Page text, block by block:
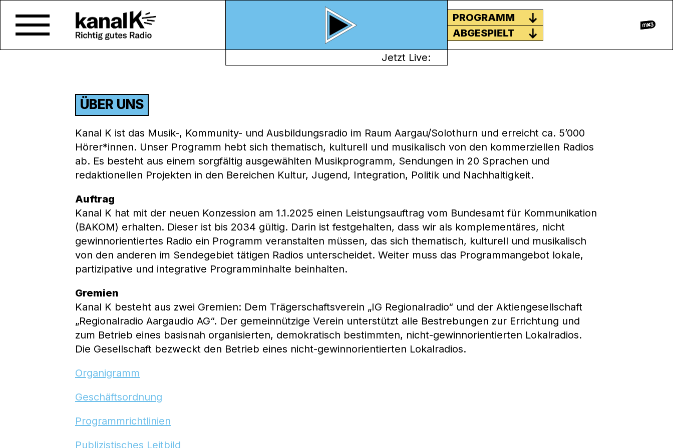
Jetzt Live:
PROGRAMM
ABGESPIELT
ÜBER UNS
Kanal K ist das Musik-, Kommunity- und Ausbildungsradio im Raum Aargau/Solothurn und erreicht ca. 5’000
Hörer*innen. Unser Programm hebt sich thematisch, kulturell und musikalisch von den kommerziellen Radios
ab. Es besteht aus einem sorgfältig ausgewählten Musikprogramm, Sendungen in 20 Sprachen und
redaktionellen Projekten in den Bereichen Kultur, Jugend, Integration, Politik und Nachhaltigkeit.
Auftrag
Kanal K hat mit der neuen Konzession am 1.1.2025 einen Leistungsauftrag vom Bundesamt für Kommunikation
(BAKOM) erhalten. Dieser ist bis 2034 gültig. Darin ist festgehalten, dass wir als komplementäres, nicht
gewinnorientiertes Radio ein Programm veranstalten müssen, das sich thematisch, kulturell und musikalisch
von den anderen im Sendegebiet tätigen Radios unterscheidet. Weiter muss das Programmangebot lokale,
partizipative und integrative Programminhalte beinhalten.
Gremien
Kanal K besteht aus zwei Gremien: Dem Trägerschaftsverein „IG Regionalradio“ und der Aktiengesellschaft
„Regionalradio Aargaudio AG“. Der gemeinnützige Verein unterstützt alle Bestrebungen zur Errichtung und
zum Betrieb eines basisnah organisierten, demokratisch bestimmten, nicht-gewinnorientierten Lokalradios.
Die Gesellschaft bezweckt den Betrieb eines nicht-gewinnorientierten Lokalradios.
Organigramm
Geschäftsordnung
Programmrichtlinien
Publizistisches Leitbild